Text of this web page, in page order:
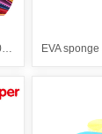
Glitter EVA sponge sheet (HM2013/HM2015)